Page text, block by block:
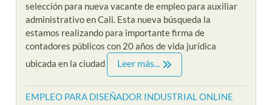
selección para nueva vacante de empleo para auxiliar
administrativo en Cali. Esta nueva búsqueda la
estamos realizando para importante firma de
contadores públicos con 20 años de vida jurídica
ubicada en la ciudad
Leer más...
EMPLEO PARA DISEÑADOR INDUSTRIAL ONLINE